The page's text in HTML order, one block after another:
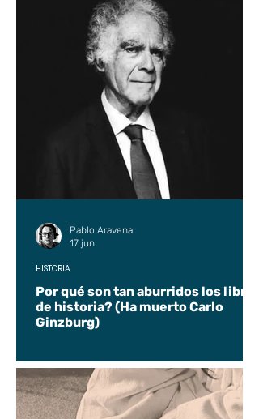
Por qué son tan aburridos los libros
de historia? (Ha muerto Carlo
Ginzburg)
HISTORIA
Pablo Aravena
17 jun